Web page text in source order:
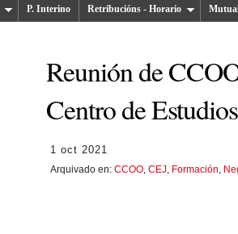
P. Interino Retribucións - Horario
Reunión de
Centro de
1 oct 2021
Arquivado en: CCOO CEJ Formación